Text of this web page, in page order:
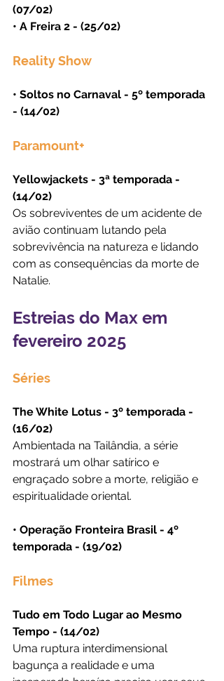
(07/02)
• A Freira 2 - (25/02)
Reality Show
• Soltos no Carnaval - 5º temporada
- (14/02)
Paramount+
Yellowjackets - 3ª temporada -
(14/02)
Os sobreviventes de um acidente de
avião continuam lutando pela
sobrevivência na natureza e lidando
com as consequências da morte de
Natalie.
Estreias do Max em
fevereiro 2025
Séries
The White Lotus - 3º temporada -
(16/02)
Ambientada na Tailândia, a série
mostrará um olhar satírico e
engraçado sobre a morte, religião e
espiritualidade oriental.
• Operação Fronteira Brasil - 4º
temporada - (19/02)
Filmes
Tudo em Todo Lugar ao Mesmo
Tempo - (14/02)
Uma ruptura interdimensional
bagunça a realidade e uma